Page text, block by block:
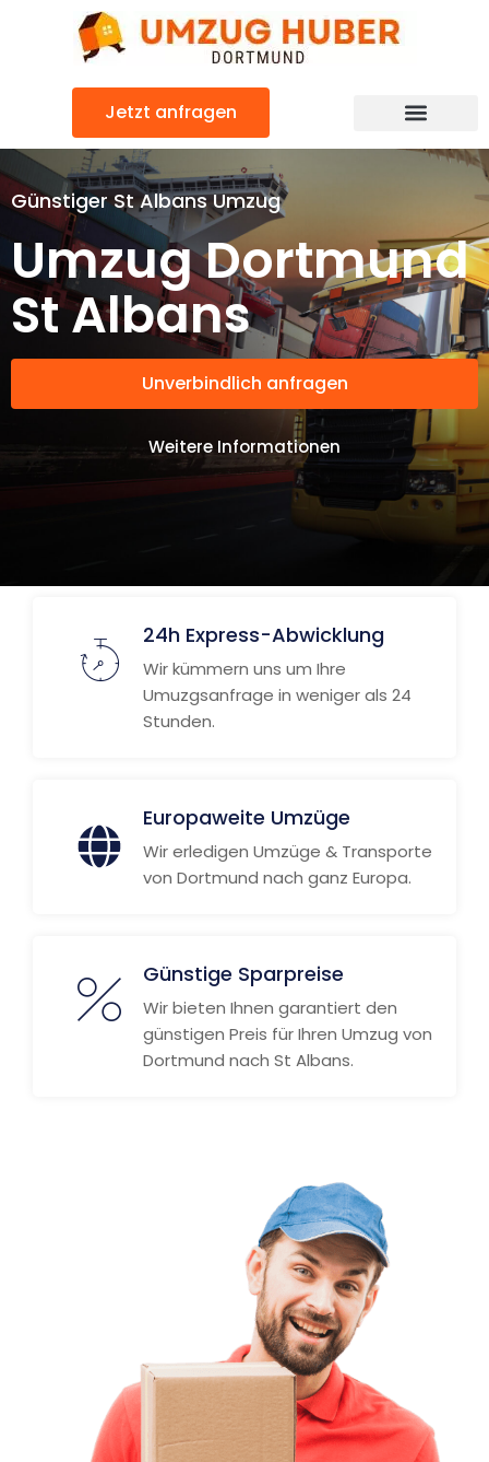
Jetzt anfragen
Günstiger St Albans Umzug
Umzug Dortmund
St Albans
Unverbindlich anfragen
Weitere Informationen
24h Express-Abwicklung
Wir kümmern uns um Ihre
Umuzgsanfrage in weniger als 24
Stunden.
Europaweite Umzüge
Wir erledigen Umzüge & Transporte
von Dortmund nach ganz Europa.
Günstige Sparpreise
Wir bieten Ihnen garantiert den
günstigen Preis für Ihren Umzug von
Dortmund nach St Albans.